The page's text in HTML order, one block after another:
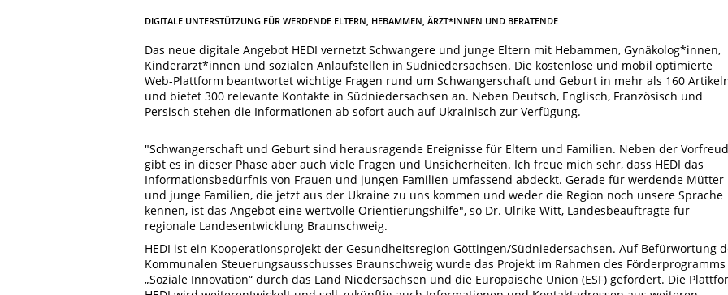
DIGITALE UNTERSTÜTZUNG FÜR WERDENDE ELTERN, HEBAMMEN, ÄRZT*INNEN UND BERATENDE
Das neue digitale Angebot HEDI vernetzt Schwangere und junge Eltern mit Hebammen, Gynäkolog*innen,
Kinderärzt*innen und sozialen Anlaufstellen in Südniedersachsen. Die kostenlose und mobil optimierte
Web-Plattform beantwortet wichtige Fragen rund um Schwangerschaft und Geburt in mehr als 160
und bietet 300 relevante Kontakte in Südniedersachsen an. Neben Deutsch, Englisch, Französisch und
Persisch stehen die Informationen ab sofort auch auf Ukrainisch zur Verfügung.
"Schwangerschaft und Geburt sind herausragende Ereignisse für Eltern und Familien. Neben der
gibt es in dieser Phase aber auch viele Fragen und Unsicherheiten. Ich freue mich sehr, dass HEDI das
Informationsbedürfnis von Frauen und jungen Familien umfassend abdeckt. Gerade für werdende Mütter
und junge Familien, die jetzt aus der Ukraine zu uns kommen und weder die Region noch unsere Sprache
kennen, ist das Angebot eine wertvolle Orientierungshilfe", so Dr. Ulrike Witt, Landesbeauftragte für
regionale Landesentwicklung Braunschweig.
HEDI ist ein Kooperationsprojekt der Gesundheitsregion Göttingen/Südniedersachsen. Auf Befürwortung
Kommunalen Steuerungsausschusses Braunschweig wurde das Projekt im Rahmen des Förderprogramms
„Soziale Innovation“ durch das Land Niedersachsen und die Europäische Union (ESF) gefördert. Die